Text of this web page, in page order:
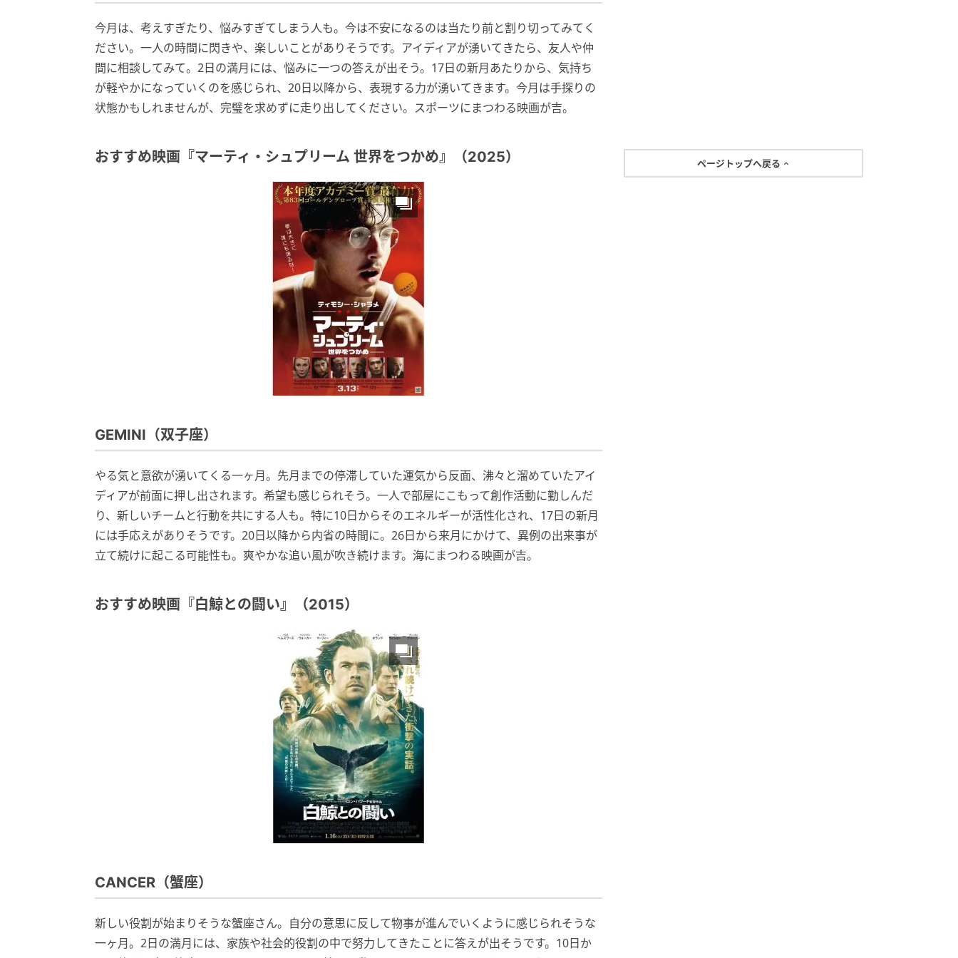
今月は、考えすぎたり、悩みすぎてしまう人も。今は不安になるのは当たり前と割り切ってみてく
ださい。一人の時間に閃きや、楽しいことがありそうです。アイディアが湧いてきたら、友人や仲
間に相談してみて。2日の満月には、悩みに一つの答えが出そう。17日の新月あたりから、気持ち
が軽やかになっていくのを感じられ、20日以降から、表現する力が湧いてきます。今月は手探りの
状態かもしれませんが、完璧を求めずに走り出してください。スポーツにまつわる映画が吉。
おすすめ映画『マーティ・シュプリーム 世界をつかめ』（2025）
GEMINI（双子座）
やる気と意欲が湧いてくる一ヶ月。先月までの停滞していた運気から反面、沸々と溜めていたアイ
ディアが前面に押し出されます。希望も感じられそう。一人で部屋にこもって創作活動に勤しんだ
り、新しいチームと行動を共にする人も。特に10日からそのエネルギーが活性化され、17日の新月
には手応えがありそうです。20日以降から内省の時間に。26日から来月にかけて、異例の出来事が
立て続けに起こる可能性も。爽やかな追い風が吹き続けます。海にまつわる映画が吉。
おすすめ映画『白鯨との闘い』（2015）
CANCER（蟹座）
新しい役割が始まりそうな蟹座さん。自分の意思に反して物事が進んでいくように感じられそうな
一ヶ月。2日の満月には、家族や社会的役割の中で努力してきたことに答えが出そうです。10日か
ページトップへ戻る